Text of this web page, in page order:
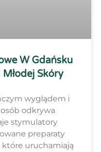
W Gdańsku
Skóry
wyglądem i
odkrywa
stymulatory
preparaty
uruchamiają